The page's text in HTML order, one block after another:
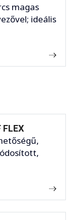
magas
ideális
FLEX